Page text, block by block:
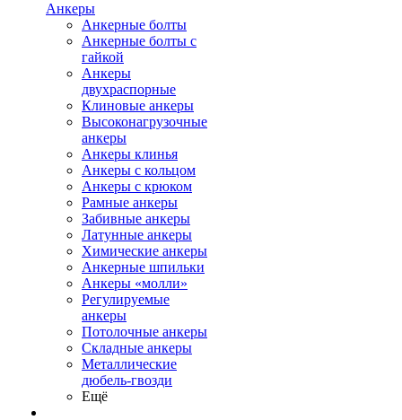
Анкеры
Анкерные болты
Анкерные болты с
гайкой
Анкеры
двухраспорные
Клиновые анкеры
Высоконагрузочные
анкеры
Анкеры клинья
Анкеры с кольцом
Анкеры с крюком
Рамные анкеры
Забивные анкеры
Латунные анкеры
Химические анкеры
Анкерные шпильки
Анкеры «молли»
Регулируемые
анкеры
Потолочные анкеры
Складные анкеры
Металлические
дюбель-гвозди
Ещё